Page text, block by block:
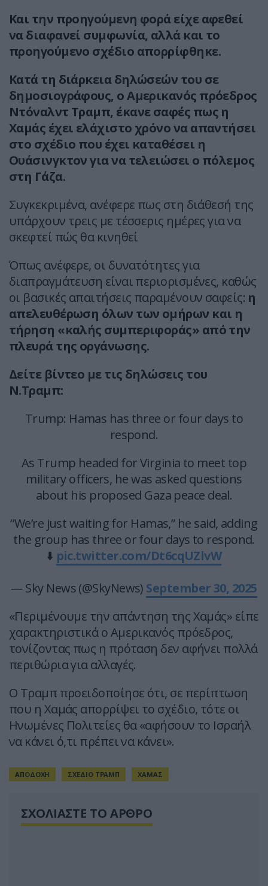
Και την προηγούμενη φορά είχε αφεθεί
να διαφανεί συμφωνία, αλλά και το
προηγούμενο σχέδιο απορρίφθηκε.
Κατά τη διάρκεια δηλώσεών του σε
δημοσιογράφους, ο Αμερικανός πρόεδρος
Ντόναλντ Τραμπ, έκανε σαφές πως η
Χαμάς έχει ελάχιστο χρόνο να απαντήσει
στο σχέδιο που έχει καταθέσει η
Ουάσινγκτον για να τελειώσει ο πόλεμος
στη Γάζα.
Συγκεκριμένα, ανέφερε πως στη διάθεσή της
υπάρχουν τρεις με τέσσερις ημέρες για να
σκεφτεί πώς θα κινηθεί
Όπως ανέφερε, οι δυνατότητες για
διαπραγμάτευση είναι περιορισμένες, καθώς
οι βασικές απαιτήσεις παραμένουν σαφείς: η
απελευθέρωση όλων των ομήρων και η
τήρηση «καλής συμπεριφοράς» από την
πλευρά της οργάνωσης.
Δείτε βίντεο με τις δηλώσεις του
Ν.Τραμπ:
Trump: Hamas has three or four days to
respond.
As Trump headed for Virginia to meet top
military officers, he was asked questions
about his proposed Gaza peace deal.
“We’re just waiting for Hamas,” he said, adding
the group has three or four days to respond.
⬇️ pic.twitter.com/Dt6cqUZlvW
— Sky News (@SkyNews) September 30, 2025
«Περιμένουμε την απάντηση της Χαμάς» είπε
χαρακτηριστικά ο Αμερικανός πρόεδρος,
τονίζοντας πως η πρόταση δεν αφήνει πολλά
περιθώρια για αλλαγές.
Ο Τραμπ προειδοποίησε ότι, σε περίπτωση
που η Χαμάς απορρίψει το σχέδιο, τότε οι
Ηνωμένες Πολιτείες θα «αφήσουν το Ισραήλ
να κάνει ό,τι πρέπει να κάνει».
ΑΠΟΔΟΧΗ ΣΧΕΔΙΟ ΤΡΑΜΠ ΧΑΜΑΣ
ΣΧΟΛΙΑΣΤΕ ΤΟ ΑΡΘΡΟ